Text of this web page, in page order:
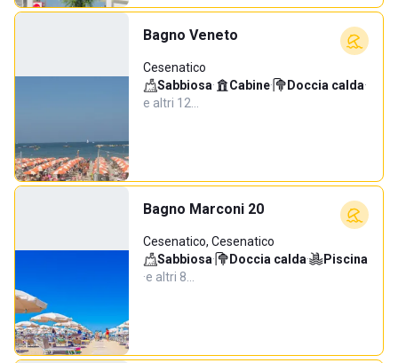
Bagno Veneto
Cesenatico
Sabbiosa· Cabine· Doccia calda·
e altri 12…
Bagno Marconi 20
Cesenatico, Cesenatico
Sabbiosa· Doccia calda·
Piscina
·e altri 8…